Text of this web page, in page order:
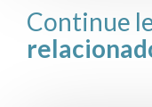
Continue